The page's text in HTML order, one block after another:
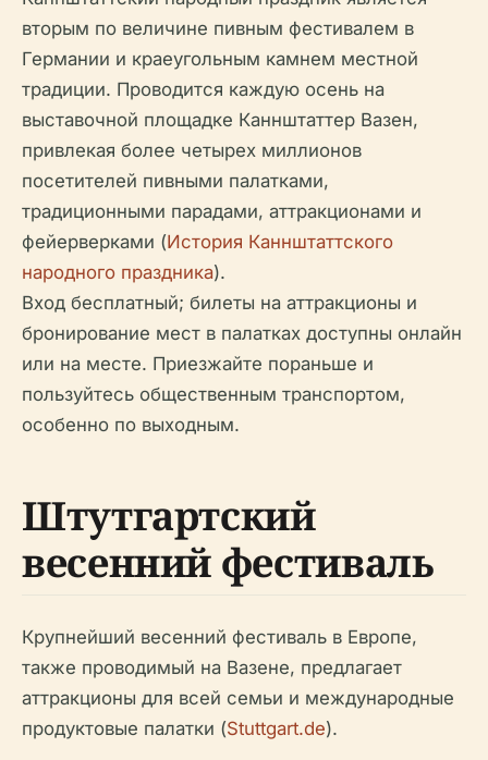
вторым по величине пивным фестивалем в
Германии и краеугольным камнем местной
традиции. Проводится каждую осень на
выставочной площадке Каннштаттер Вазен,
привлекая более четырех миллионов
посетителей пивными палатками,
традиционными парадами, аттракционами и
фейерверками (История Каннштаттского
народного праздника).
Вход бесплатный; билеты на аттракционы и
бронирование мест в палатках доступны онлайн
или на месте. Приезжайте пораньше и
пользуйтесь общественным транспортом,
особенно по выходным.
Штутгартский
весенний фестиваль
Крупнейший весенний фестиваль в Европе,
также проводимый на Вазене, предлагает
аттракционы для всей семьи и международные
продуктовые палатки (Stuttgart.de).